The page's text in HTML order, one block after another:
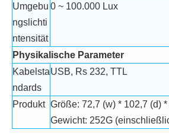
Umgebu
ngslichti
ntensität
0 ~ 100.000 Lux
Physikalische Parameter
Kabelsta
ndards
USB, Rs 232, TTL
Produkt Größe: 72,7 (w) * 102,7 (d)
Gewicht: 252G